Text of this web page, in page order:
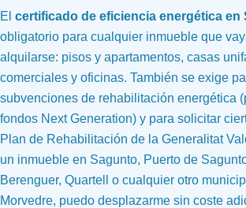
El certificado de eficiencia energética en
obligatorio para cualquier inmueble que
alquilarse: pisos y apartamentos, casas
comerciales y oficinas. También se exige
subvenciones de rehabilitación energética
fondos Next Generation) y para solicitar
Plan de Rehabilitación de la Generalitat
un inmueble en Sagunto, Puerto de
Berenguer, Quartell o cualquier otro
Morvedre, puedo desplazarme sin coste